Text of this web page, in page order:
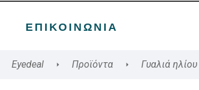
ΕΠΙΚΟΙΝΩΝΊΑ
Eyedeal Προϊόντα Γυαλιά ηλίου